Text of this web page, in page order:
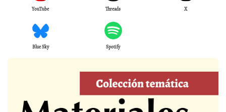
YouTube Threads X
Blue Sky Spotify